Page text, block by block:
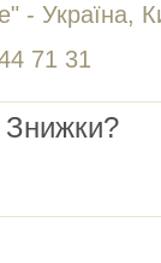
- Україна,
71 31
Знижки?